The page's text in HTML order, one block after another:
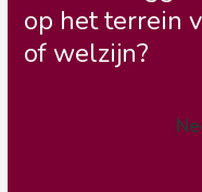
op het terrein
of welzijn?